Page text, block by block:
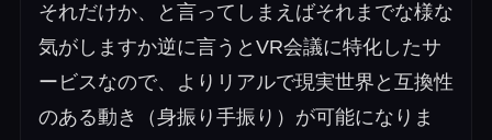
それだけか、と言ってしまえばそれまでな様な
気がしますか逆に言うとVR会議に特化したサ
ービスなので、よりリアルで現実世界と互換性
のある動き（身振り手振り）が可能になりま